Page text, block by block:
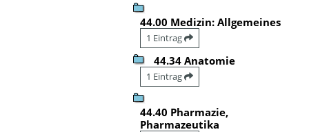
44.00 Medizin: Allgemeines
1 Eintrag
44.34 Anatomie
1 Eintrag
44.40 Pharmazie,
Pharmazeutika